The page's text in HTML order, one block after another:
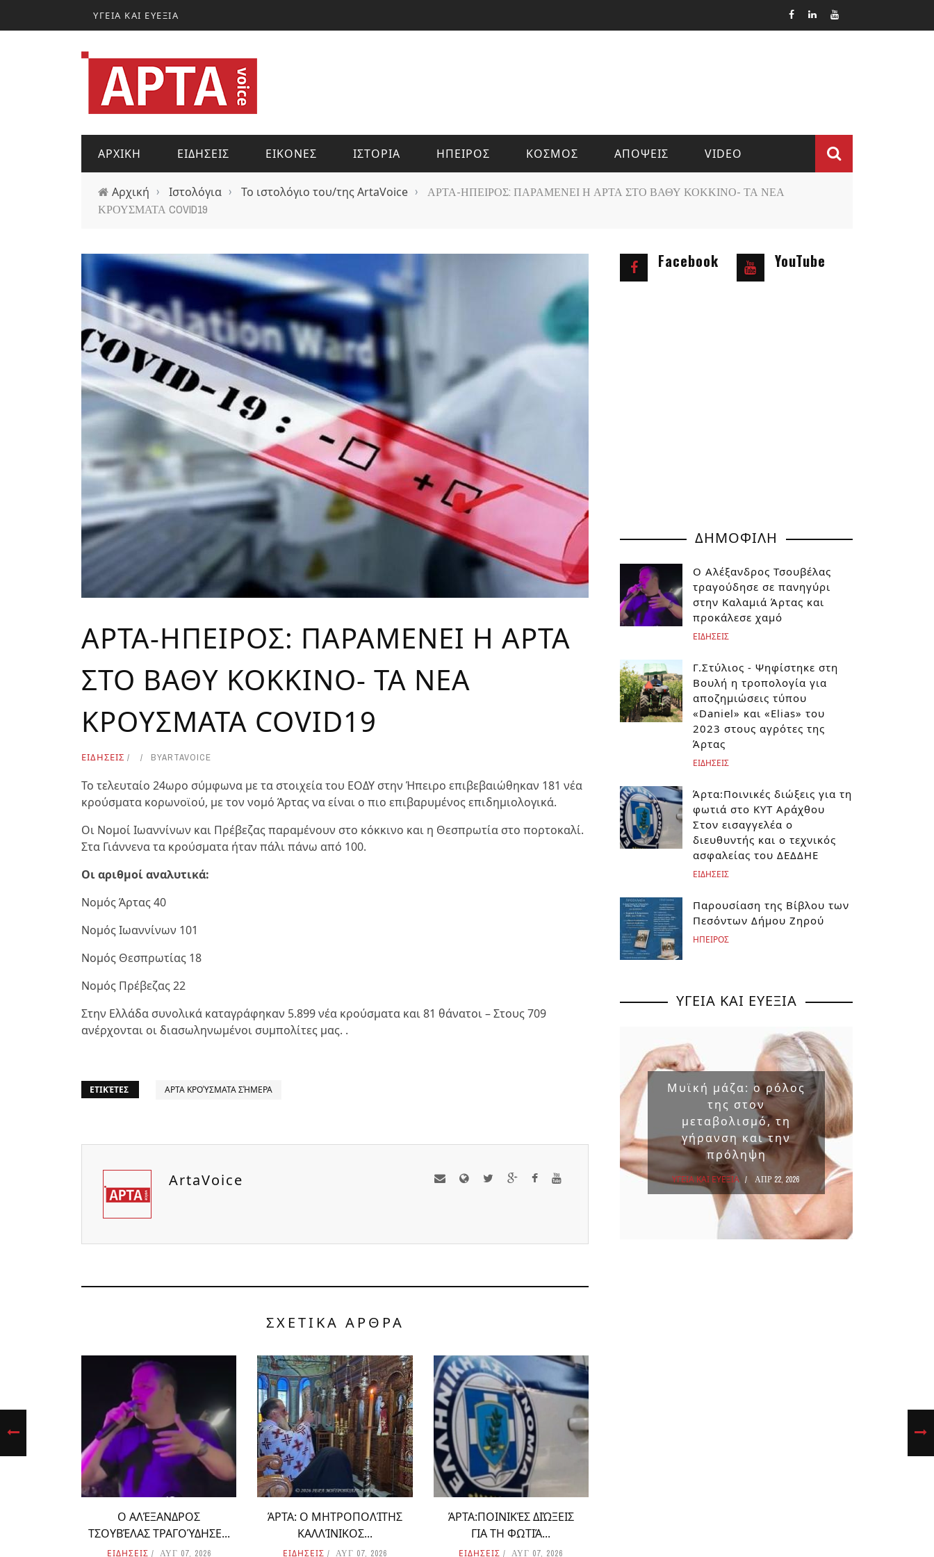
ΥΓΕΙΑ ΚΑΙ ΕΥΕΞΙΑ
ΑΡΧΙΚΗ ΕΙΔΗΣΕΙΣ ΕΙΚΟΝΕΣ ΙΣΤΟΡΙΑ ΗΠΕΙΡΟΣ ΚΟΣΜΟΣ ΑΠΟΨΕΙΣ VIDEO
Αρχική › Ιστολόγια › Το ιστολόγιο του/της ArtaVoice ›
ΑΡΤΑ-ΗΠΕΙΡΟΣ: ΠΑΡΑΜΕΝΕΙ Η ΑΡΤΑ ΣΤΟ ΒΑΘΥ ΚΟΚΚΙΝΟ- ΤΑ ΝΕΑ
ΚΡΟΥΣΜΑΤΑ COVID19
ΑΡΤΑ-ΗΠΕΙΡΟΣ: ΠΑΡΑΜΕΝΕΙ Η ΑΡΤΑ
ΣΤΟ ΒΑΘΥ ΚΟΚΚΙΝΟ- ΤΑ ΝΕΑ
ΚΡΟΥΣΜΑΤΑ COVID19
ΕΙΔΗΣΕΙΣ BYARTAVOICE
Το τελευταίο 24ωρο σύμφωνα με τα στοιχεία του ΕΟΔΥ στην Ήπειρο επιβεβαιώθηκαν 181 νέα
κρούσματα κορωνοϊού, με τον νομό Άρτας να είναι ο πιο επιβαρυμένος επιδημιολογικά.
Οι Νομοί Ιωαννίνων και Πρέβεζας παραμένουν στο κόκκινο και η Θεσπρωτία στο πορτοκαλί.
Στα Γιάννενα τα κρούσματα ήταν πάλι πάνω από 100.
Οι αριθμοί αναλυτικά:
Νομός Άρτας 40
Νομός Ιωαννίνων 101
Νομός Θεσπρωτίας 18
Νομός Πρέβεζας 22
Στην Ελλάδα συνολικά καταγράφηκαν 5.899 νέα κρούσματα και 81 θάνατοι – Στους 709
ανέρχονται οι διασωληνωμένοι συμπολίτες μας. .
ΕΤΙΚΈΤΕΣ ΑΡΤΑ ΚΡΟΎΣΜΑΤΑ ΣΉΜΕΡΑ
ArtaVoice
ΣΧΕΤΙΚΑ ΑΡΘΡΑ
Ο ΑΛΈΞΑΝΔΡΟΣ
ΤΣΟΥΒΈΛΑΣ ΤΡΑΓΟΎΔΗΣΕ...
ΕΙΔΗΣΕΙΣ ΑΥΓ 07, 2026
ΆΡΤΑ: Ο ΜΗΤΡΟΠΟΛΊΤΗΣ
ΚΑΛΛΊΝΙΚΟΣ...
ΕΙΔΗΣΕΙΣ ΑΥΓ 07, 2026
ΆΡΤΑ:ΠΟΙΝΙΚΈΣ ΔΙΏΞΕΙΣ
ΓΙΑ ΤΗ ΦΩΤΙΆ...
ΕΙΔΗΣΕΙΣ ΑΥΓ 07, 2026
Facebook YouTube
ΔΗΜΟΦΙΛΗ
Ο Αλέξανδρος Τσουβέλας
τραγούδησε σε πανηγύρι
στην Καλαμιά Άρτας και
προκάλεσε χαμό
ΕΙΔΗΣΕΙΣ
Γ.Στύλιος - Ψηφίστηκε στη
Βουλή η τροπολογία για
αποζημιώσεις τύπου
«Daniel» και «Elias» του
2023 στους αγρότες της
Άρτας
ΕΙΔΗΣΕΙΣ
Άρτα:Ποινικές διώξεις για τη
φωτιά στο ΚΥΤ Αράχθου
Στον εισαγγελέα ο
διευθυντής και ο τεχνικός
ασφαλείας του ΔΕΔΔΗΕ
ΕΙΔΗΣΕΙΣ
Παρουσίαση της Βίβλου των
Πεσόντων Δήμου Ζηρού
ΗΠΕΙΡΟΣ
ΥΓΕΙΑ ΚΑΙ ΕΥΕΞΙΑ
Μυϊκή μάζα: ο ρόλος
της στον
μεταβολισμό, τη
γήρανση και την
πρόληψη
ΥΓΕΙΑ ΚΑΙ ΕΥΕΞΙΑ ΑΠΡ 22, 2026